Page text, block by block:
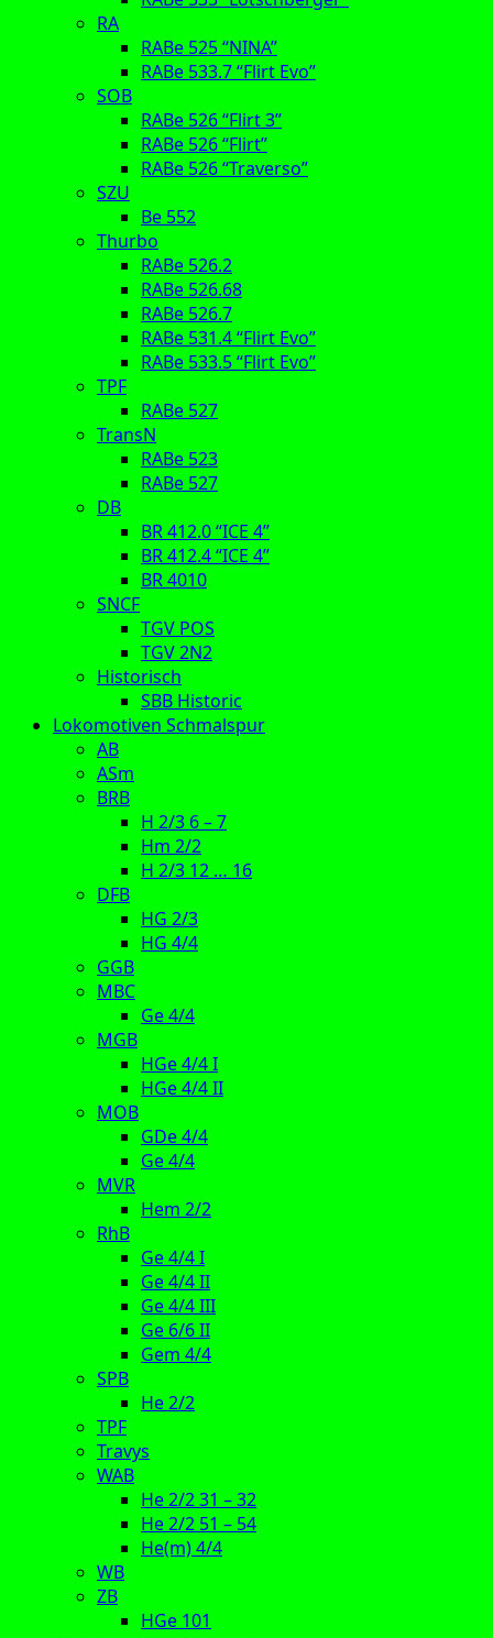
RA
RABe 525 “NINA”
RABe 533.7 “Flirt Evo”
SOB
RABe 526 “Flirt 3”
RABe 526 “Flirt”
RABe 526 “Traverso”
SZU
Be 552
Thurbo
RABe 526.2
RABe 526.68
RABe 526.7
RABe 531.4 “Flirt Evo”
RABe 533.5 “Flirt Evo”
TPF
RABe 527
TransN
RABe 523
RABe 527
DB
BR 412.0 “ICE 4”
BR 412.4 “ICE 4”
BR 4010
SNCF
TGV POS
TGV 2N2
Historisch
SBB Historic
Lokomotiven Schmalspur
AB
ASm
BRB
H 2/3 6 – 7
Hm 2/2
H 2/3 12 … 16
DFB
HG 2/3
HG 4/4
GGB
MBC
Ge 4/4
MGB
HGe 4/4 I
HGe 4/4 II
MOB
GDe 4/4
Ge 4/4
MVR
Hem 2/2
RhB
Ge 4/4 I
Ge 4/4 II
Ge 4/4 III
Ge 6/6 II
Gem 4/4
SPB
He 2/2
TPF
Travys
WAB
He 2/2 31 – 32
He 2/2 51 – 54
He(m) 4/4
WB
ZB
HGe 101